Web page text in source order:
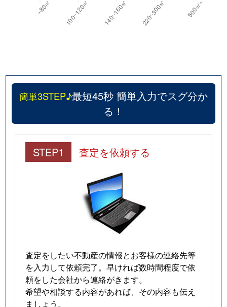
簡単3STEP♪最短45秒 簡単入力でスグ分か
る！
STEP1 査定を依頼する
査定をしたい不動産の情報とお客様の連絡先等
を入力して依頼完了。早ければ数時間程度で依
頼をした会社から連絡がきます。
希望や相談する内容があれば、その内容も伝え
ましょう。